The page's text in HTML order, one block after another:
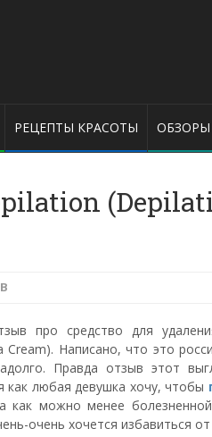
РЕЦЕПТЫ КРАСОТЫ ОБЗОРЫ
про средство для
Написано, что это
Правда отзыв этот
как любая девушка хочу, чтобы
как можно менее
очень хочется избавиться от